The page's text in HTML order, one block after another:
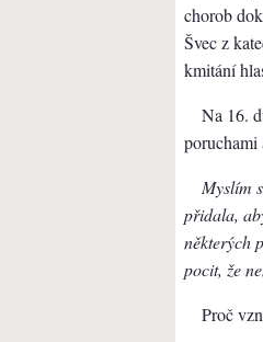
chorob
Švec z
kmitání
Na 16.
poruchami
Myslím
přidala,
některých
pocit, že
Proč